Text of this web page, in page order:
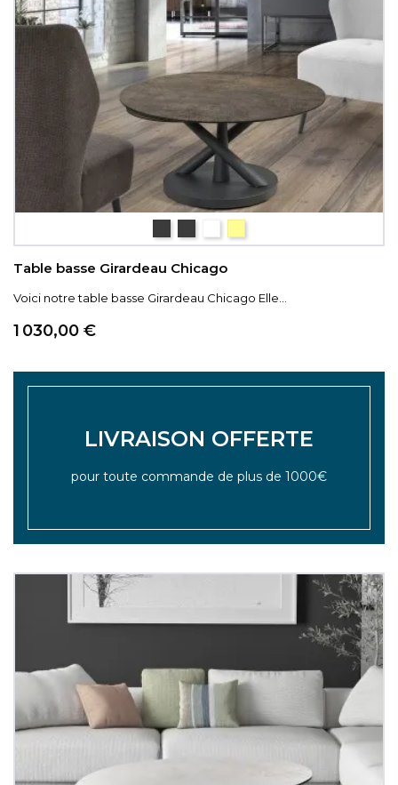
Table basse Girardeau Chicago
Voici notre table basse Girardeau Chicago Elle...
Prix
1 030,00 €
LIVRAISON OFFERTE
pour toute commande de plus de 1000€